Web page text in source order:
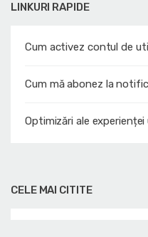
LINKURI RAPIDE
Cum activez contul de
Cum mă abonez la
Optimizări ale
CELE MAI CITITE